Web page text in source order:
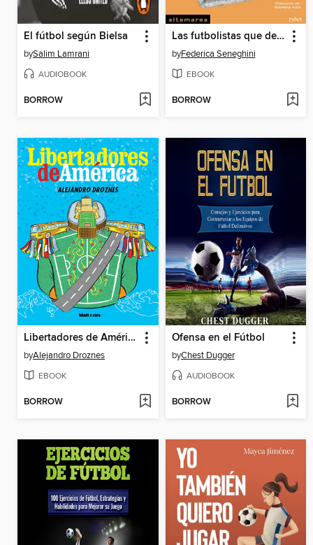
El fútbol según Bielsa
bySalim Lamrani
AUDIOBOOK
BORROW
Las futbolistas que desafiaron a Mussolini
byFederica Seneghini
EBOOK
BORROW
Libertadores de América
byAlejandro Droznes
EBOOK
BORROW
Ofensa en el Fútbol
byChest Dugger
AUDIOBOOK
BORROW